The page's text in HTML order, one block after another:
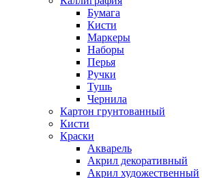
Бумага
Кисти
Маркеры
Наборы
Перья
Ручки
Тушь
Чернила
Картон грунтованный
Кисти
Краски
Акварель
Акрил декоративный
Акрил художественный